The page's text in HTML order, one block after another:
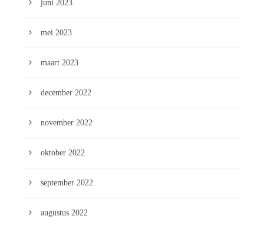
juni 2023
mei 2023
maart 2023
december 2022
november 2022
oktober 2022
september 2022
augustus 2022